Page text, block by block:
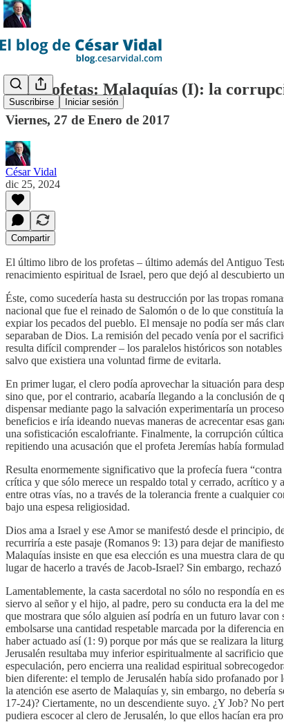
Suscribirse Iniciar sesión
Los profetas: Malaquías (I): la
Viernes, 27 de Enero de 2017
César Vidal
dic 25, 2024
Compartir
El último libro de los profetas – último además del Antiguo
renacimiento espiritual de Israel, pero que dejó al descubierto
Éste, como sucedería hasta su destrucción por las tropas
nacional que fue el reinado de Salomón o de lo que constituía
expiar los pecados del pueblo. El mensaje no podía ser más
separaban de Dios. La remisión del pecado venía por el
resulta difícil comprender – los paralelos históricos son
salvo que existiera una voluntad firme de evitarla.
En primer lugar, el clero podía aprovechar la situación para
sino que, por el contrario, acabaría llegando a la conclusión de
dispensar mediante pago la salvación experimentaría un
beneficios e iría ideando nuevas maneras de acrecentar esas
una sofisticación escalofriante. Finalmente, la corrupción
repitiendo una acusación que el profeta Jeremías había
Resulta enormemente significativo que la profecía fuera
crítica y que sólo merece un respaldo total y cerrado, acrítico y
entre otras vías, no a través de la tolerancia frente a cualquier
bajo una espesa religiosidad.
Dios ama a Israel y ese Amor se manifestó desde el principio,
recurriría a este pasaje (Romanos 9: 13) para dejar de
Malaquías insiste en que esa elección es una muestra clara de
lugar de hacerlo a través de Jacob-Israel? Sin embargo,
Lamentablemente, la casta sacerdotal no sólo no respondía en
siervo al señor y el hijo, al padre, pero su conducta era la del
que mostrara que sólo alguien así podría en un futuro lavar
embolsarse una cantidad respetable marcada por la diferencia
haber actuado así (1: 9) porque por más que se realizara la
Jerusalén resultaba muy inferior espiritualmente al sacrificio
especulación, pero encierra una realidad espiritual
bien diferente: el templo de Jerusalén había sido profanado
la atención ese aserto de Malaquías y, sin embargo, no
17-24)? Ciertamente, no un descendiente suyo. ¿Y Job? No
pudiera escocer al clero de Jerusalén, lo que ellos hacían era